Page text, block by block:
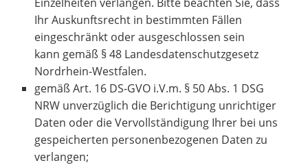
Ihr Auskunftsrecht in bestimmten Fällen
eingeschränkt oder ausgeschlossen sein
kann gemäß § 48 Landesdatenschutzgesetz
Nordrhein-Westfalen.
gemäß Art. 16 DS-GVO i.V.m. § 50 Abs. 1 DSG
NRW unverzüglich die Berichtigung unrichtiger
Daten oder die Vervollständigung Ihrer bei uns
gespeicherten personenbezogenen Daten zu
verlangen;